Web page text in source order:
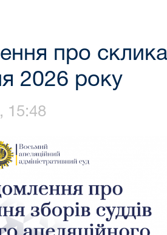
про
2026 року
15:48